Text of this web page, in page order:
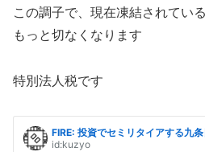
この調子で、現在凍結されてい
もっと切なくなります
特別法人税です